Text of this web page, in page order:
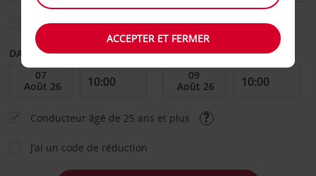
Sélectionnez une autre agence de retour
DATE DE DÉBUT DATE DE FIN
Conducteur âgé de 25 ans et plus
J’ai un code de réduction
ACCEPTER ET FERMER